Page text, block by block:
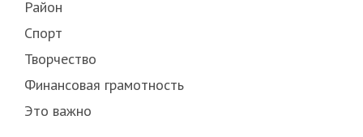
Район
Спорт
Творчество
Финансовая грамотность
Это важно